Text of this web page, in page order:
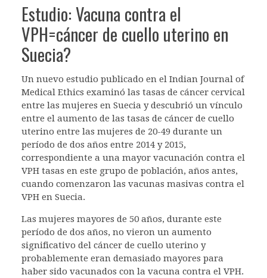
Estudio: Vacuna contra el
VPH=cáncer de cuello uterino en
Suecia?
Un nuevo estudio publicado en el Indian Journal of
Medical Ethics examinó las tasas de cáncer cervical
entre las mujeres en Suecia y descubrió un vínculo
entre el aumento de las tasas de cáncer de cuello
uterino entre las mujeres de 20-49 durante un
período de dos años entre 2014 y 2015,
correspondiente a una mayor vacunación contra el
VPH tasas en este grupo de población, años antes,
cuando comenzaron las vacunas masivas contra el
VPH en Suecia.
Las mujeres mayores de 50 años, durante este
período de dos años, no vieron un aumento
significativo del cáncer de cuello uterino y
probablemente eran demasiado mayores para
haber sido vacunados con la vacuna contra el VPH.